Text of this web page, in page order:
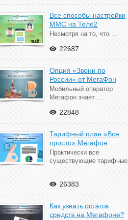
Все способы настройки
ММС на Теле2
Несмотря на то, что ...
22687
Опция «Звони по
России» от МегаФон
Мобильный оператор
Мегафон знает ...
22848
Тарифный план «Все
просто» Мегафон
Практически все
существующие тарифные
...
26383
Как узнать остаток
средств на Мегафоне?